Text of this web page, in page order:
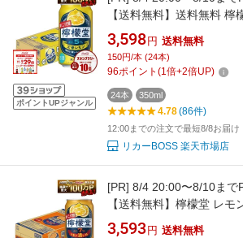
ポイントUPジャンル
【送料無料】送料無料 檸
350ml×1ケース/24本 syn
3,598 円 送料無料
150円/本 (24本)
96ポイント (1倍+2倍UP)
24本 350ml
4.78(86件)
12:00までの注文で最短8/8お届け
リカーBOSS 楽天市場店
[PR] 8/4 20:00〜8/10まで
【送料無料】檸檬堂 レモ
ース/24本【一部地域送料
3,593 円 送料無料